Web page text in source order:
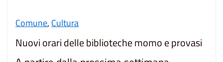
Comune, Cultura
Nuovi orari delle biblioteche momo e provasi